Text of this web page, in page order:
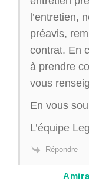
l’entretien,
préavis,
contrat. En
à prendre
vous
En vous
L’équipe
Répondre